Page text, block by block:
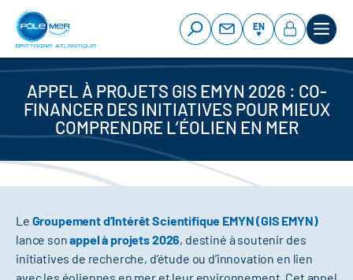
Cookies management panel
Skip
main
content
EN
APPEL À PROJETS GIS EMYN 2026 : CO-
FINANCER DES INITIATIVES POUR MIEUX
COMPRENDRE L’ÉOLIEN EN MER
Le Groupement d’Intérêt Scientifique EMYN (GIS EMYN)
lance sonappel à projets 2026, destiné à soutenir des
initiatives de recherche, d’étude ou d’innovation en lien